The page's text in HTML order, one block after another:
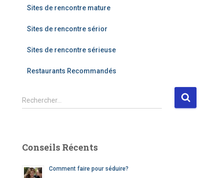
Sites de rencontre mature
Sites de rencontre sérior
Sites de rencontre sérieuse
Restaurants Recommandés
R
e
r
h
Rechercher…
Conseils Récents
Comment faire pour séduire?